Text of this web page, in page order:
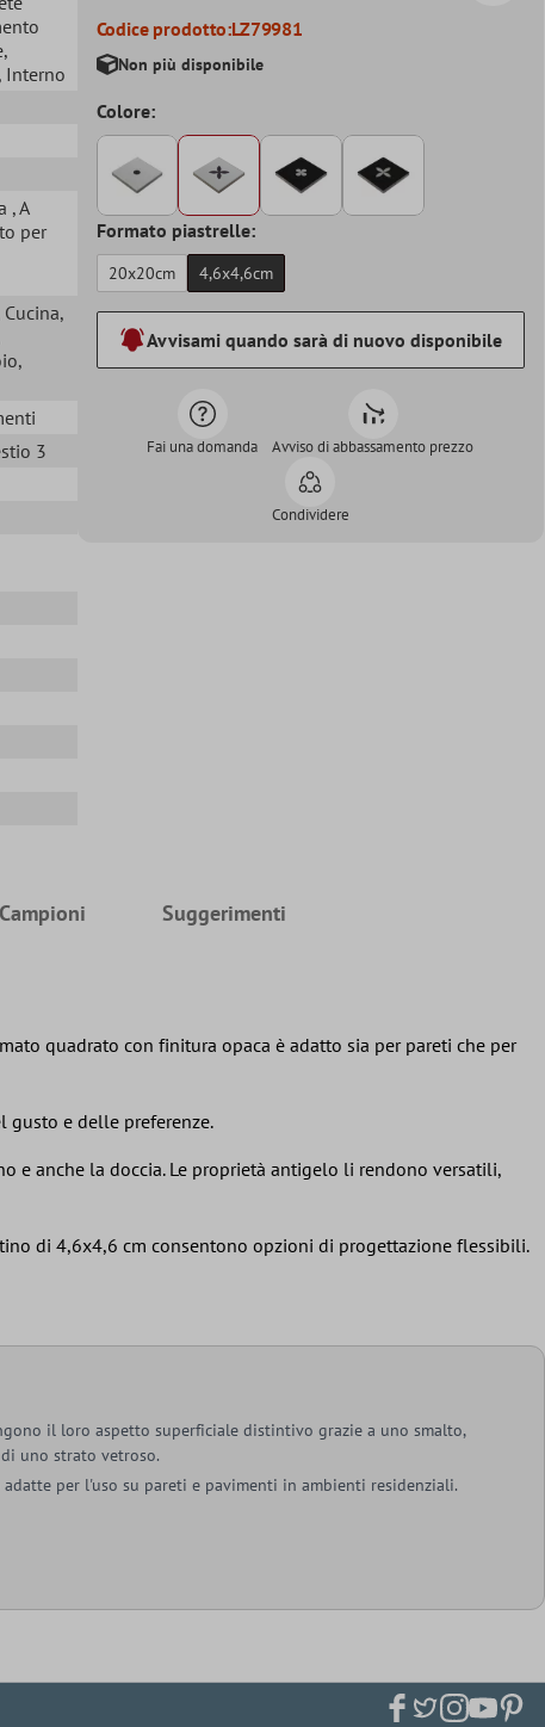
,
, Interno
, A
per
Cucina,
,
3
Codice prodotto:LZ79981
Non più disponibile
Colore:
Formato piastrelle:
20x20cm 4,6x4,6cm
Avvisami quando sarà di nuovo disponibile
Fai una domanda Avviso di abbassamento prezzo
Condividere
Suggerimenti
quadrato con finitura opaca è adatto sia per pareti che per
gusto e delle preferenze.
e anche la doccia. Le proprietà antigelo li rendono versatili,
di 4,6x4,6 cm consentono opzioni di progettazione flessibili.
il loro aspetto superficiale distintivo grazie a uno smalto,
uno strato vetroso.
per l'uso su pareti e pavimenti in ambienti residenziali.